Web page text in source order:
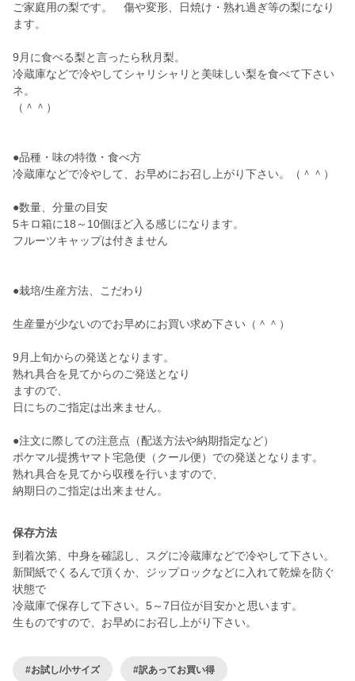
ご家庭用の梨です。 傷や変形、日焼け・熟れ過ぎ等の梨になり
ます。
9月に食べる梨と言ったら秋月梨。
冷蔵庫などで冷やしてシャリシャリと美味しい梨を食べて下さい
ネ。
（＾＾）
●品種・味の特徴・食べ方
冷蔵庫などで冷やして、お早めにお召し上がり下さい。（＾＾）
●数量、分量の目安
5キロ箱に18～10個ほど入る感じになります。
フルーツキャップは付きません
●栽培/生産方法、こだわり
生産量が少ないのでお早めにお買い求め下さい（＾＾）
9月上旬からの発送となります。
熟れ具合を見てからのご発送となり
ますので、
日にちのご指定は出来ません。
●注文に際しての注意点（配送方法や納期指定など）
ポケマル提携ヤマト宅急便（クール便）での発送となります。
熟れ具合を見てから収穫を行いますので、
納期日のご指定は出来ません。
保存方法
到着次第、中身を確認し、スグに冷蔵庫などで冷やして下さい。
新聞紙でくるんで頂くか、ジップロックなどに入れて乾燥を防ぐ
状態で
冷蔵庫で保存して下さい。5～7日位が目安かと思います。
生ものですので、お早めにお召し上がり下さい。
#お試し/小サイズ #訳あってお買い得